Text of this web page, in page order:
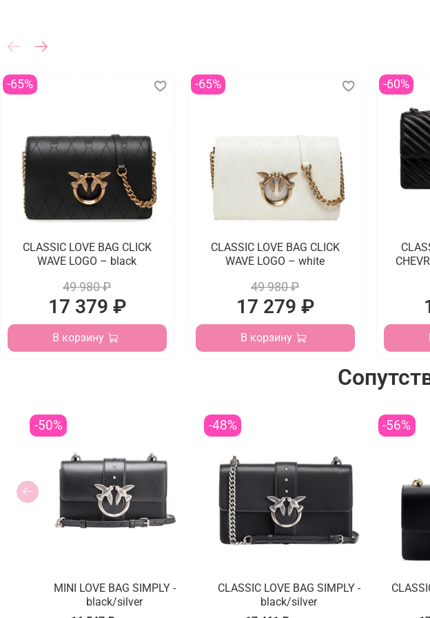
-65%
CLASSIC LOVE BAG CLICK
WAVE LOGO – black
49 980 ₽
17 379 ₽
В корзину
-65%
CLASSIC LOVE BAG CLICK
WAVE LOGO – white
49 980 ₽
17 279 ₽
В корзину
-60%
-50%
MINI LOVE BAG SIMPLY -
black/silver
-48%
CLASSIC LOVE BAG SIMPLY -
black/silver
-56%